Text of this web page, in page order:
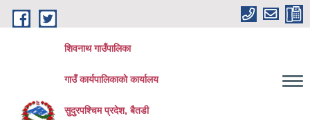
Skip to main content
शिवनाथ गाउँपालिका
गाउँ कार्यपालिकाकाे कार्यालय
सुदुरपश्चिम प्रदेश, बैतडी